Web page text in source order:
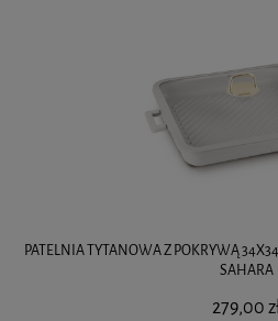
PATELNIA TYTANOWA Z POKRYWĄ
SAHARA
279,00